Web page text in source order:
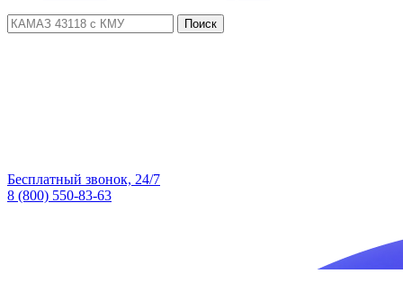
Поиск
Бесплатный звонок, 24/7
8 (800) 550-83-63